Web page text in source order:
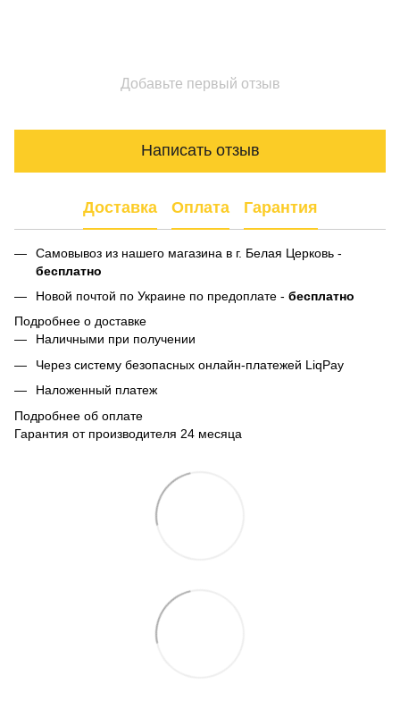
Добавьте первый отзыв
Написать отзыв
Доставка Оплата Гарантия
Самовывоз из нашего магазина в г. Белая Церковь -
бесплатно
Новой почтой по Украине по предоплате - бесплатно
Подробнее о доставке
Наличными при получении
Через систему безопасных онлайн-платежей LiqPay
Наложенный платеж
Подробнее об оплате
Гарантия от производителя 24 месяца